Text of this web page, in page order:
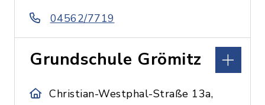
04562/7719
Grundschule Grömitz
Christian-Westphal-Straße 13a,